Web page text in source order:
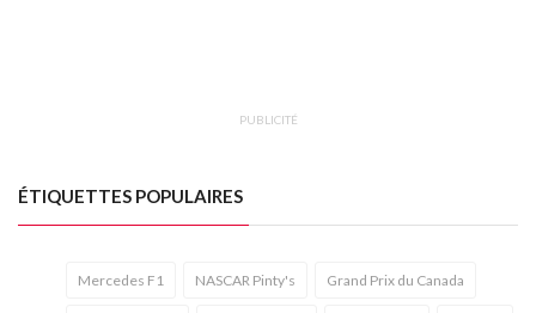
PUBLICITÉ
ÉTIQUETTES POPULAIRES
Mercedes F1 NASCAR Pinty's Grand Prix du Canada